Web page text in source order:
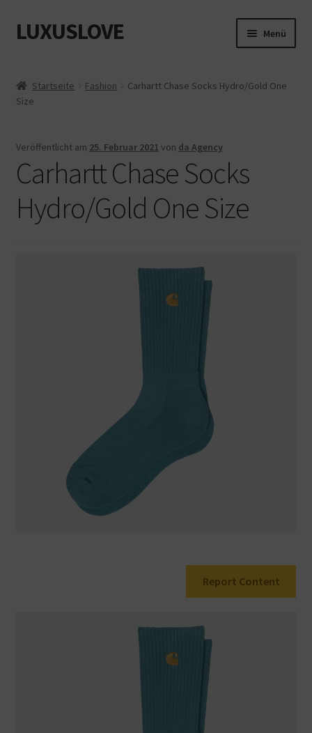
Zur
Navigation
Zum
Inhalt
LUXUSLOVE Menü
Cookie-Richtlinie (EU)
Datenschutz
Impressum
Kasse
Startseite Fashion
Carhartt Chase Socks Hydro/Gold One
Size
Veröffentlicht am 25. Februar 2021 von da Agency
Carhartt Chase Socks
Hydro/Gold One Size
Report Content